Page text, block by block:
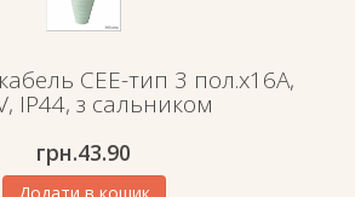
СЕЕ-тип 3 пол.х16А,
IP44, з сальником
грн.43.90